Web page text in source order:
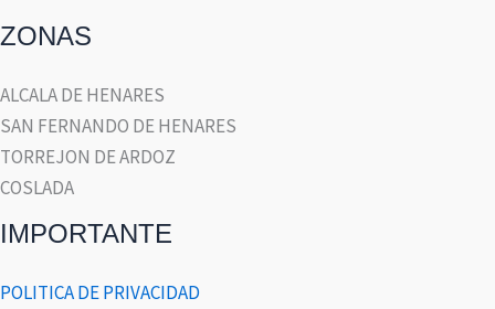
ZONAS
ALCALA DE HENARES
SAN FERNANDO DE HENARES
TORREJON DE ARDOZ
COSLADA
IMPORTANTE
POLITICA DE PRIVACIDAD